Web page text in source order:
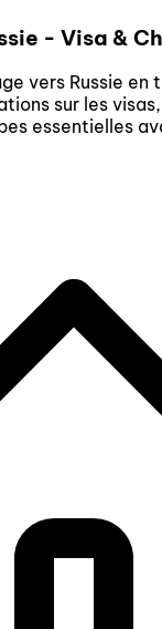
- Visa &
vers Russie en
sur les
essentielles